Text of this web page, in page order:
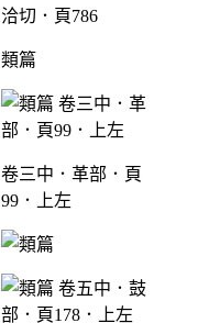
洽切．頁786
類篇
卷三中．革部．頁
99．上左